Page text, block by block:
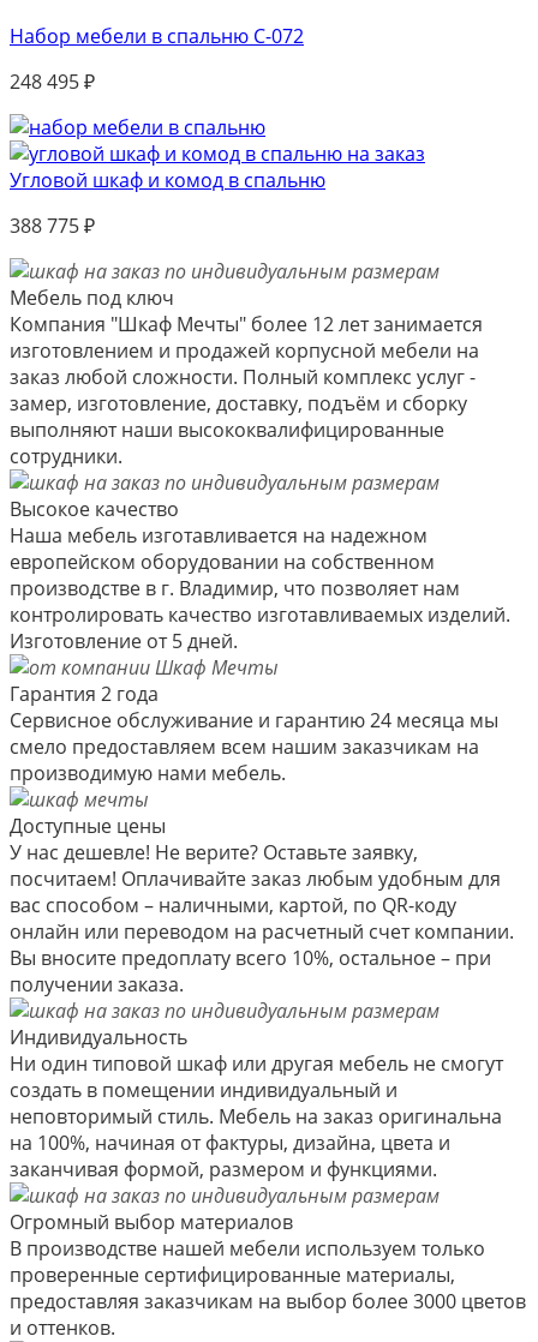
Набор мебели в спальню С-072
248 495₽
Угловой шкаф и комод в спальню
388 775₽
Мебель под ключ
Компания "Шкаф Мечты" более 12 лет занимается
изготовлением и продажей корпусной мебели на
заказ любой сложности. Полный комплекс услуг -
замер, изготовление, доставку, подъём и сборку
выполняют наши высококвалифицированные
сотрудники.
Высокое качество
Наша мебель изготавливается на надежном
европейском оборудовании на собственном
производстве в г. Владимир, что позволяет нам
контролировать качество изготавливаемых изделий.
Изготовление от 5 дней.
Гарантия 2 года
Сервисное обслуживание и гарантию 24 месяца мы
смело предоставляем всем нашим заказчикам на
производимую нами мебель.
Доступные цены
У нас дешевле! Не верите? Оставьте заявку,
посчитаем! Оплачивайте заказ любым удобным для
вас способом – наличными, картой, по QR-коду
онлайн или переводом на расчетный счет компании.
Вы вносите предоплату всего 10%, остальное – при
получении заказа.
Индивидуальность
Ни один типовой шкаф или другая мебель не смогут
создать в помещении индивидуальный и
неповторимый стиль. Мебель на заказ оригинальна
на 100%, начиная от фактуры, дизайна, цвета и
заканчивая формой, размером и функциями.
Огромный выбор материалов
В производстве нашей мебели используем только
проверенные сертифицированные материалы,
предоставляя заказчикам на выбор более 3000 цветов
и оттенков.